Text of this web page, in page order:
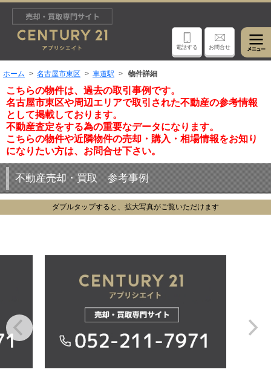
電話する お問合せ
ホーム 名古屋市東区 車道駅 物件詳細
こちらの物件は、過去の取引事例です。
名古屋市東区や周辺エリアで取引された不動産の参考情報
として掲載しております。
不動産査定をする為の重要なデータになります。
こちらの物件や近隣物件の売却・購入・相場情報をお知り
になりたい方は、お問合せ下さい。
不動産売却・買取 参考事例
ダブルタップすると、拡大写真がご覧いただけます